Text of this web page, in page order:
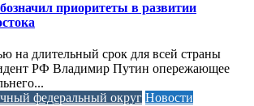
приоритеты в развитии
на длительный срок для всей страны
РФ Владимир Путин опережающее
федеральный округ Новости